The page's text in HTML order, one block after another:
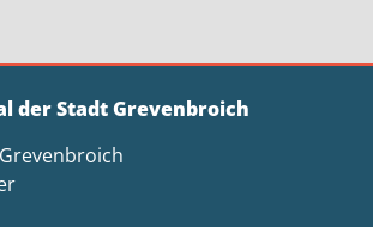
der Stadt Grevenbroich